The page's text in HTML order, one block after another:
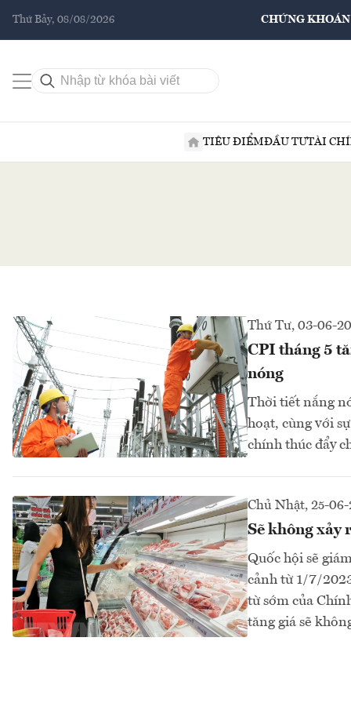
Thứ Bảy, 08/08/2026 CHỨNG KHOÁN
TIÊU ĐIỂMĐẦU TƯTÀI
Thứ Tư, 03-06-
CPI tháng 5
nóng
Thời tiết nắng
hoạt, cùng với
chính thúc đẩy
Chủ Nhật, 25-
Sẽ không xảy
Quốc hội sẽ
cảnh từ 1/7/
từ sớm của
tăng giá sẽ